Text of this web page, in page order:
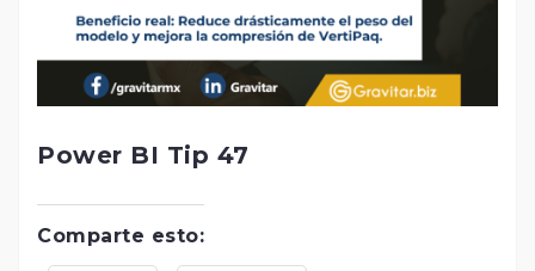
Power BI Tip 47
Comparte esto: